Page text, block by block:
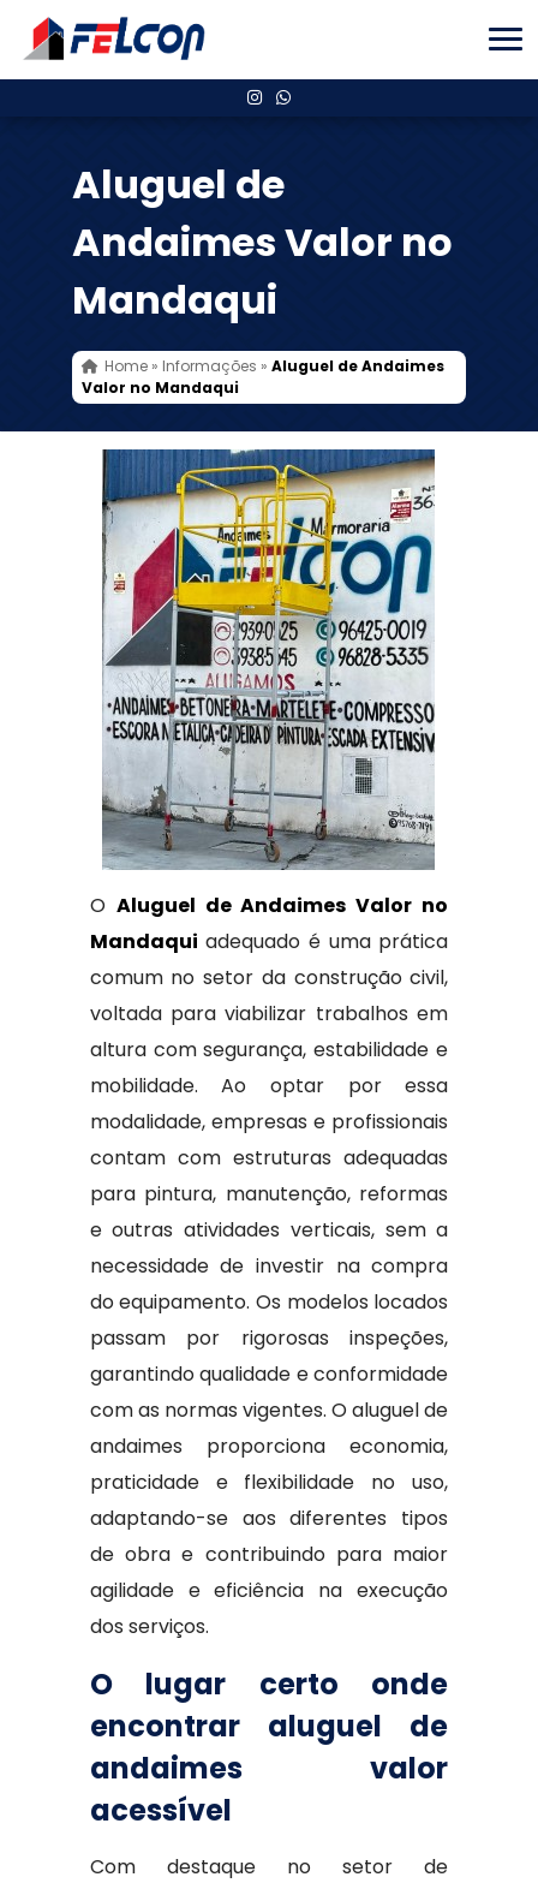
Aluguel de
Andaimes Valor no
Mandaqui
Home» Informações » Aluguel de Andaimes
Valor no Mandaqui
O Aluguel de Andaimes Valor no
Mandaqui adequado é uma prática
comum no setor da construção civil,
voltada para viabilizar trabalhos em
altura com segurança, estabilidade e
mobilidade. Ao optar por essa
modalidade, empresas e profissionais
contam com estruturas adequadas
para pintura, manutenção, reformas
e outras atividades verticais, sem a
necessidade de investir na compra
do equipamento. Os modelos locados
passam por rigorosas inspeções,
garantindo qualidade e conformidade
com as normas vigentes. O aluguel de
andaimes proporciona economia,
praticidade e flexibilidade no uso,
adaptando-se aos diferentes tipos
de obra e contribuindo para maior
agilidade e eficiência na execução
dos serviços.
O lugar certo onde
encontrar aluguel de
andaimes valor
acessível
Com destaque no setor de